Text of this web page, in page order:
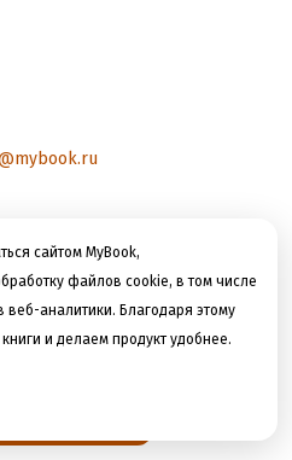
сайтом MyBook,
файлов cookie, в том числе
аналитики. Благодаря этому
и делаем продукт удобнее.
приложении